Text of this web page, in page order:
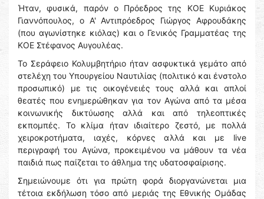
Ήταν, φυσικά, παρόν ο Πρόεδρος της ΚΟΕ Κυριάκος
Γιαννόπουλος, ο Α' Αντιπρόεδρος Γιώργος Αφρουδάκης
(που αγωνίστηκε κιόλας) και ο Γενικός Γραμματέας της
ΚΟΕ Στέφανος Αυγουλέας.
Το Σεράφειο Κολυμβητήριο ήταν ασφυκτικά γεμάτο από
στελέχη του Υπουργείου Ναυτιλίας (πολιτικό και ένστολο
προσωπικό) με τις οικογένειές τους αλλά και απλοί
θεατές που ενημερώθηκαν για τον Αγώνα από τα μέσα
κοινωνικής δικτύωσης αλλά και από τηλεοπτικές
εκπομπές. Το κλίμα ήταν ιδιαίτερο ζεστό, με πολλά
χειροκροτήματα, ιαχές, κόρνες αλλά και με live
περιγραφή του Αγώνα, προκειμένου να μάθουν τα νέα
παιδιά πως παίζεται το άθλημα της υδατοσφαίρισης.
Σημειώνουμε ότι για πρώτη φορά διοργανώνεται μια
τέτοια εκδήλωση τόσο από μεριάς της Εθνικής Ομάδας